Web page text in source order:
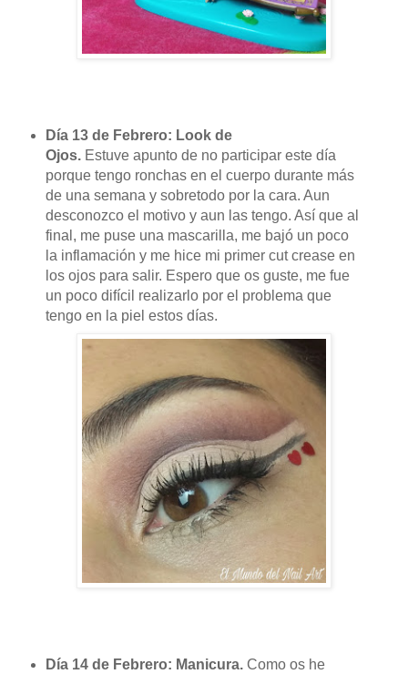
Día 13 de Febrero: Look de
Ojos. Estuve apunto de no participar este día
porque tengo ronchas en el cuerpo durante más
de una semana y sobretodo por la cara. Aun
desconozco el motivo y aun las tengo. Así que al
final, me puse una mascarilla, me bajó un poco
la inflamación y me hice mi primer cut crease en
los ojos para salir. Espero que os guste, me fue
un poco difícil realizarlo por el problema que
tengo en la piel estos días.
Día 14 de Febrero: Manicura. Como os he